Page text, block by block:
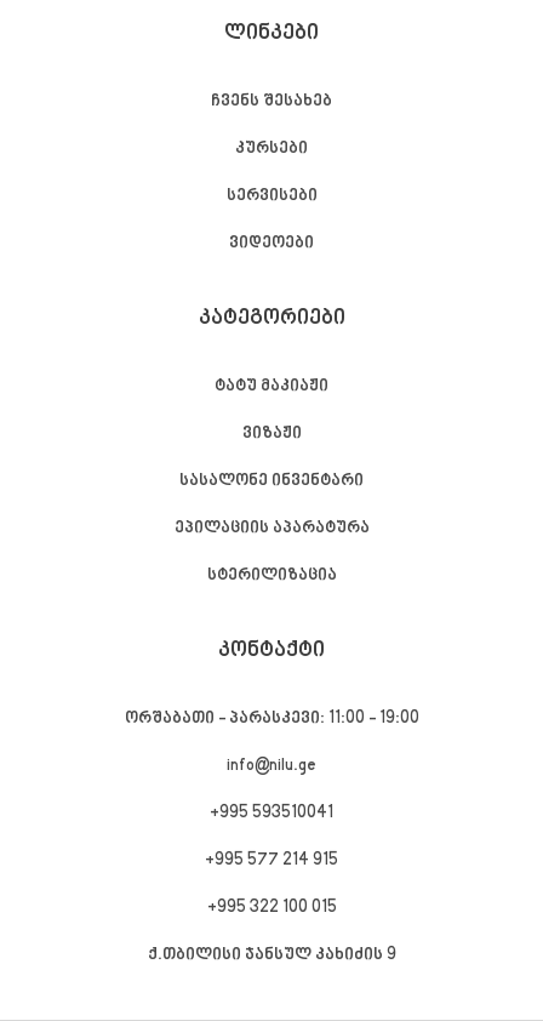
ᲚᲘᲜᲙᲔᲑᲘ
ჩვენს შესახებ
კურსები
სერვისები
ვიდეოები
ᲙᲐᲢᲔᲒᲝᲠᲘᲔᲑᲘ
ტატუ მაკიაჟი
ვიზაჟი
სასალონე ინვენტარი
ეპილაციის აპარატურა
სტერილიზაცია
ᲙᲝᲜᲢᲐᲥᲢᲘ
ორშაბათი - პარასკევი: 11:00 - 19:00
info@nilu.ge
+995 593510041
+995 577 214 915
+995 322 100 015
ქ.თბილისი ჯანსულ კახიძის 9